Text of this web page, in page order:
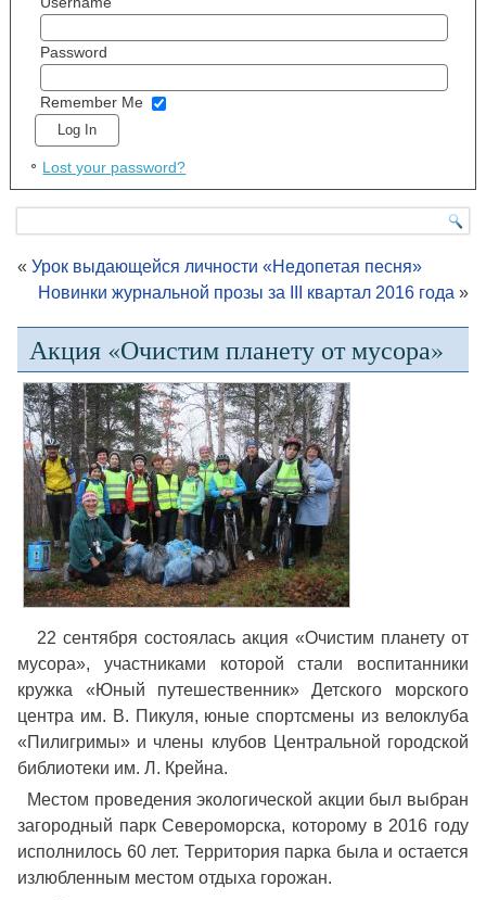
Password
Remember Me
Lost your password?
«Урок выдающейся личности «Недопетая песня»
Новинки журнальной прозы за III квартал 2016 года »
Акция «Очистим планету от мусора»
22 сентября состоялась акция «Очистим планету от
мусора», участниками которой стали воспитанники
кружка «Юный путешественник» Детского морского
центра им. В. Пикуля, юные спортсмены из велоклуба
«Пилигримы» и члены клубов Центральной городской
библиотеки им. Л. Крейна.
Местом проведения экологической акции был выбран
загородный парк Североморска, которому в 2016 году
исполнилось 60 лет. Территория парка была и остается
излюбленным местом отдыха горожан.